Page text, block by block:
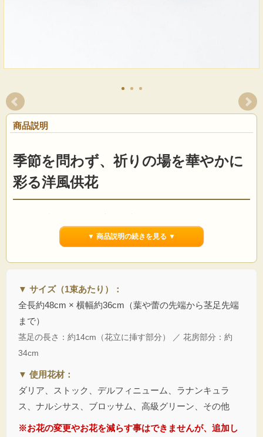
商品説明
季節を問わず、祈りの場を華やかに
彩る洋風供花
幾重にも重なる花びらが華やかな「ダリア」、優しく立ち上がる気品ある「スト
ック」、そして清涼感あふれるブルーが魅力の「デルフィニューム」。
沢に使用しました。
を格調高く、優雅に演出します。
デザイナーのこだわり「左右一対の美」
デザイナーが1点1点、左右対称になるようバランスを見ながら丁寧に
お仕立てしております。お手持ちの花器に挿すだけで、お墓やお仏壇が
華やかで格式高い佇まいに仕上がります。
ずっと華やかに、そして衛生的に
▼ 商品説明の続きを見る ▼
▼ サイズ（1束あたり）：
全長約48cm × 横幅約36cm（葉や蕾の先端から茎足先端
まで）
茎足の長さ：約14cm（花立に挿す部分） ／ 花房部分：約
34cm
▼ 使用花材：
ダリア、ストック、デルフィニューム、ラナンキュラ
ス、ナルシサス、ブロッサム、高級グリーン、その他
※お花の変更やお花を減らす事はできませんが、追加し